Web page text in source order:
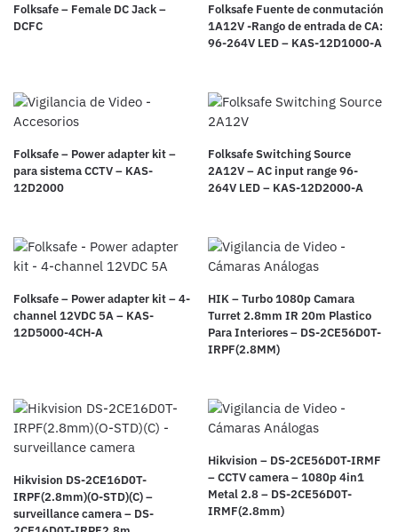
Folksafe – Female DC Jack –
DCFC
Folksafe Fuente de conmutación
1A12V -Rango de entrada de CA:
96-264V LED – KAS-12D1000-A
Folksafe – Power adapter kit –
para sistema CCTV – KAS-
12D2000
Folksafe Switching Source
2A12V – AC input range 96-
264V LED – KAS-12D2000-A
Folksafe – Power adapter kit – 4-
channel 12VDC 5A – KAS-
12D5000-4CH-A
HIK – Turbo 1080p Camara
Turret 2.8mm IR 20m Plastico
Para Interiores – DS-2CE56D0T-
IRPF(2.8MM)
Hikvision DS-2CE16D0T-
IRPF(2.8mm)(O-STD)(C) –
surveillance camera – DS-
Hikvision – DS-2CE56D0T-IRMF
– CCTV camera – 1080p 4in1
Metal 2.8 – DS-2CE56D0T-
IRMF(2.8mm)